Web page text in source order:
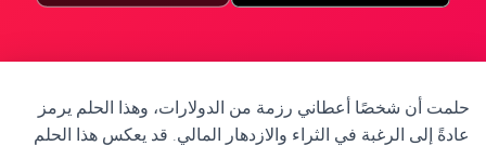
حلمت أن شخصًا أعطاني رزمة من الدولارات، وهذا الحلم يرمز
عادةً إلى الرغبة في الثراء والازدهار المالي. قد يعكس هذا الحلم